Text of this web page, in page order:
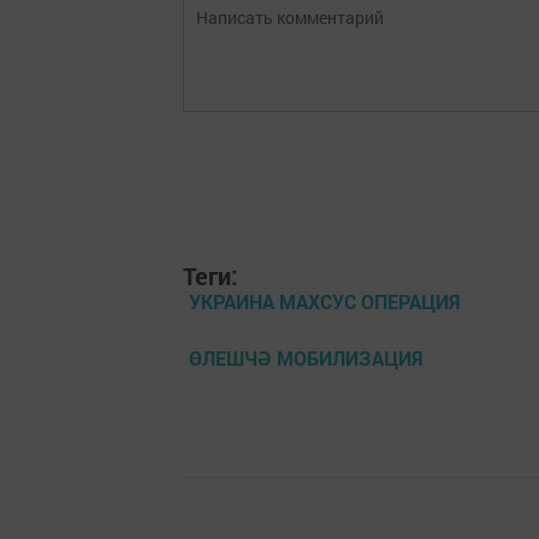
Теги:
УКРАИНА МАХСУС ОПЕРАЦИЯ
ӨЛЕШЧӘ МОБИЛИЗАЦИЯ